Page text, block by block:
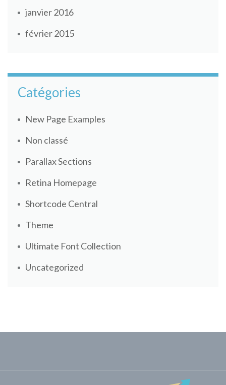
janvier 2016
février 2015
Catégories
New Page Examples
Non classé
Parallax Sections
Retina Homepage
Shortcode Central
Theme
Ultimate Font Collection
Uncategorized